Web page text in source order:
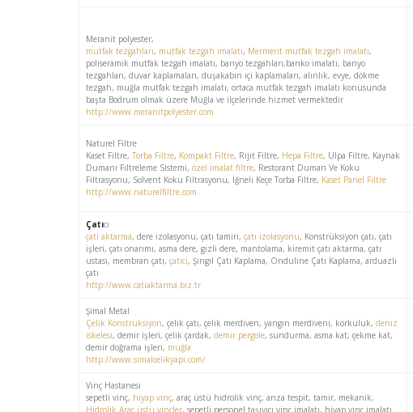
Meranit polyester,
mutfak tezgahları, mutfak tezgah imalatı, Mermerit mutfak tezgah imalatı,
poliseramik mutfak tezgah imalatı, banyo tezgahları,banko imalatı, banyo
tezgahları, duvar kaplamaları, duşakabin içi kaplamaları, alınlık, evye, dökme
tezgah, muğla mutfak tezgah imalatı, ortaca mutfak tezgah imalatı konusunda
başta Bodrum olmak üzere Muğla ve ilçelerinde hizmet vermektedir
http://www.meranitpolyester.com
Naturel Filtre
Kaset Filtre, Torba Filtre, Kompakt Filtre, Rijit Filtre, Hepa Filtre, Ulpa Filtre, Kaynak
Dumanı Filtreleme Sistemi, özel imalat filtre, Restorant Duman Ve Koku
Filtrasyonu, Solvent Koku Filtrasyonu, İğneli Keçe Torba Filtre, Kaset Panel Filtre
http://www.naturelfiltre.com
Çatıcı
çatı aktarma, dere izolasyonu, çatı tamiri, çatı izolasyonu, Konstrüksiyon çatı, çatı
işleri, çatı onarımı, asma dere, gizli dere, mantolama, kiremit çatı aktarma, çatı
ustası, membran çatı, çatıcı, Şıngıl Çatı Kaplama, Onduline Çatı Kaplama, arduazlı
çatı
http://www.catiaktarma.biz.tr
Şimal Metal
Çelik Konstrüksiyon, çelik çatı, çelik merdiven, yangın merdiveni, korkuluk, deniz
iskelesi, demir işleri, çelik çardak, demir pergole, sundurma, asma kat, çekme kat,
demir doğrama işleri, muğla
http://www.simalcelikyapi.com/
Vinç Hastanesi
sepetli vinç, hiyap vinç, araç üstü hidrolik vinç, arıza tespit, tamir, mekanik,
Hidrolik Araç üstü vinçler, sepetli personel taşıyıcı vinç imalatı, hiyap vinç imalatı